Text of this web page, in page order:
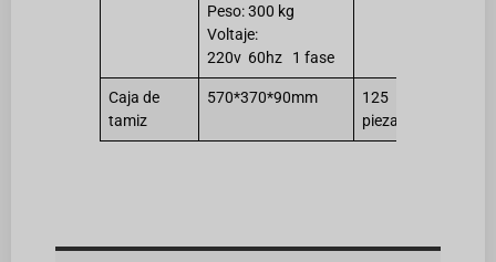
Peso: 300 kg
Voltaje:
220v 60hz 1 fase
Caja de
tamiz
570*370*90mm
125
piezas